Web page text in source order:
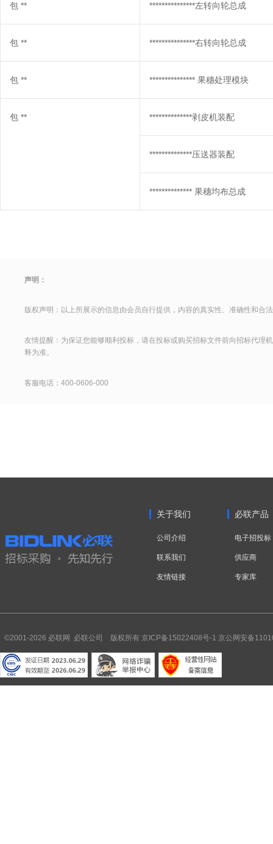
包 ** ***************左转向轮总成
包 ** ***************右转向轮总成
包 ** *************** 果穗处理模块
包 ** **************剥皮机装配
**************压送器装配
************** 果穗均布总成
声明：
版权声明：以上所展示的信息由会员自行提供，内容的真实性、准确性和合
友情提醒：为保证您能够顺利投标，请在投标或购买招标文件前向招标代理
释为准。
客服电话：400-0606-000
关于我们
公司介绍
联系我们
友情链接
必联产品
电子招投标
供应商
专家库
©2001-2026 必联网 必联公司 版权所有 京ICP备15022408号-1 京公网安备